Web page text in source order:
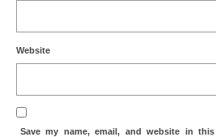
Website
Save my name, email, and website in